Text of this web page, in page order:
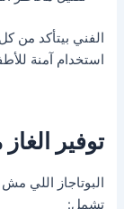
الفني بيتأكد من
استخدام آمنة
توفير
البوتاجاز اللي
تشمل: